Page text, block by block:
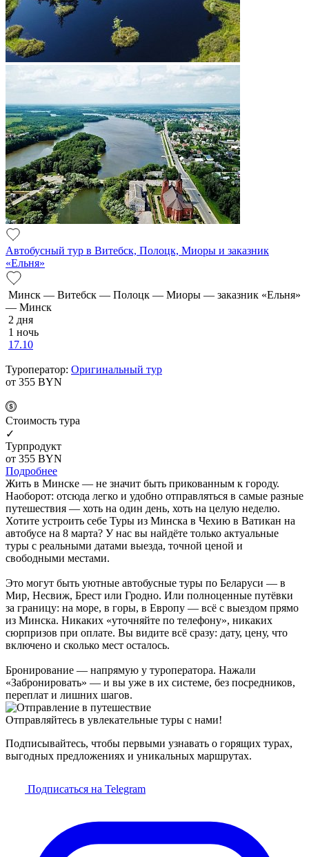
Автобусный тур в Витебск, Полоцк, Миоры и заказник
«Ельня»
Минск — Витебск — Полоцк — Миоры — заказник «Ельня»
— Минск
2 дня
1 ночь
17.10
Туроператор: Оригинальный тур
от 355 BYN
Cтоимость тура
✓
Турпродукт
от 355 BYN
Подробнее
Жить в Минске — не значит быть прикованным к городу.
Наоборот: отсюда легко и удобно отправляться в самые разные
путешествия — хоть на один день, хоть на целую неделю.
Хотите устроить себе Туры из Минска в Чехию в Ватикан на
автобусе на 8 марта? У нас вы найдёте только актуальные
туры с реальными датами выезда, точной ценой и
свободными местами.
Это могут быть уютные автобусные туры по Беларуси — в
Мир, Несвиж, Брест или Гродно. Или полноценные путёвки
за границу: на море, в горы, в Европу — всё с выездом прямо
из Минска. Никаких «уточняйте по телефону», никаких
сюрпризов при оплате. Вы видите всё сразу: дату, цену, что
включено и сколько мест осталось.
Бронирование — напрямую у туроператора. Нажали
«Забронировать» — и вы уже в их системе, без посредников,
переплат и лишних шагов.
Отправляйтесь в увлекательные туры с нами!
Подписывайтесь, чтобы первыми узнавать о горящих турах,
выгодных предложениях и уникальных маршрутах.
Подписаться на Telegram